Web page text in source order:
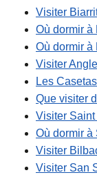
Visiter
Où dormir à
Où dormir à
Visiter
Les
Que visiter
Visiter
Où dormir à
Visiter
Visiter San